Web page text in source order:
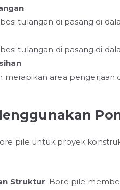
tulangan di pasang di
tulangan di pasang di
merapikan area pengerjaan
pile untuk proyek
Struktur: Bore pile